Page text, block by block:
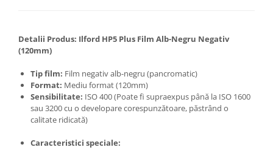
Detalii Produs: Ilford HP5 Plus Film Alb-Negru Negativ
(120mm)
Tip film: Film negativ alb-negru (pancromatic)
Format: Mediu format (120mm)
Sensibilitate: ISO 400 (Poate fi supraexpus până la ISO 1600
sau 3200 cu o developare corespunzătoare, păstrând o
calitate ridicată)
Caracteristici speciale: